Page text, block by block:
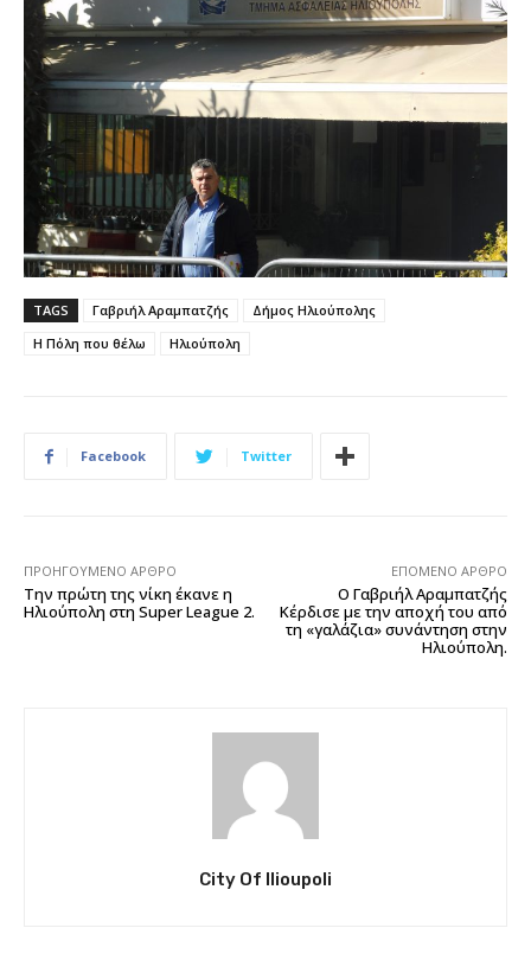
TAGS Γαβριήλ Αραμπατζής
Δήμος Ηλιούπολης
Η Πόλη που θέλω
Ηλιούπολη
Facebook Twitter
ΠΡΟΗΓΟΎΜΕΝΟ ΆΡΘΡΟ
Την πρώτη της νίκη έκανε η
Ηλιούπολη στη Super League 2.
ΕΠΌΜΕΝΟ ΆΡΘΡΟ
O Γαβριήλ Αραμπατζής
Κέρδισε με την αποχή του από
τη «γαλάζια» συνάντηση στην
Ηλιούπολη.
City Of Ilioupoli